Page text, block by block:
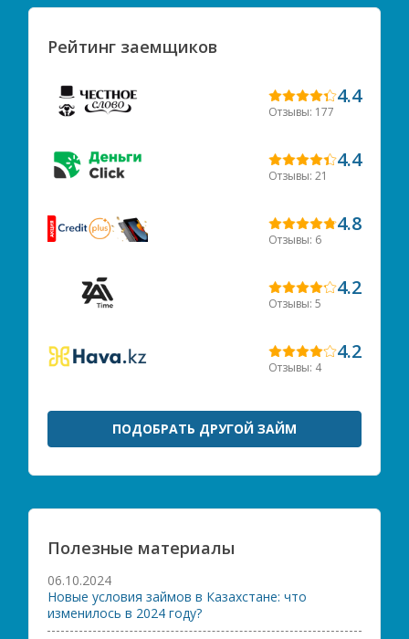
Рейтинг заемщиков
4.4
Отзывы: 177
4.4
Отзывы: 21
4.8
Отзывы: 6
4.2
Отзывы: 5
4.2
Отзывы: 4
ПОДОБРАТЬ ДРУГОЙ ЗАЙМ
Полезные материалы
06.10.2024
Новые условия займов в Казахстане: что
изменилось в 2024 году?